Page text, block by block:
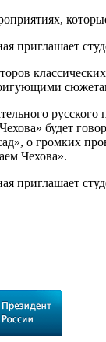
приглашает
будет
о громких
Чехова».
приглашает